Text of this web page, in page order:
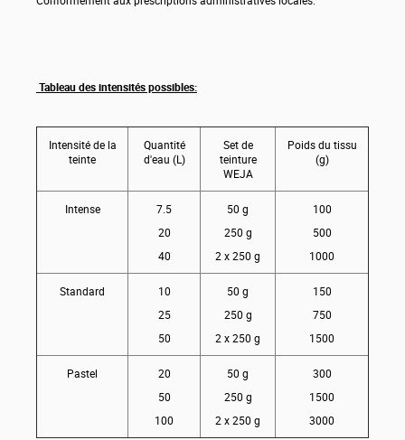
Tableau des intensités possibles:
Intensité de la
teinte
Quantité
d'eau (L)
Set de
teinture
WEJA
Poids du tissu
(g)
Intense
7.5
20
40
50 g
250 g
2 x 250 g
100
500
1000
Standard
10
25
50
50 g
250 g
2 x 250 g
150
750
1500
Pastel
20
50
100
50 g
250 g
2 x 250 g
300
1500
3000